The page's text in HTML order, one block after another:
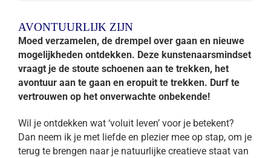
AVONTUURLIJK ZIJN
Moed verzamelen, de drempel over gaan en nieuwe
mogelijkheden ontdekken. Deze kunstenaarsmindset
vraagt je de stoute schoenen aan te trekken, het
avontuur aan te gaan en eropuit te trekken. Durf te
vertrouwen op het onverwachte onbekende!
Wil je ontdekken wat ‘voluit leven’ voor je betekent?
Dan neem ik je met liefde en plezier mee op stap, om je
terug te brengen naar je natuurlijke creatieve staat van